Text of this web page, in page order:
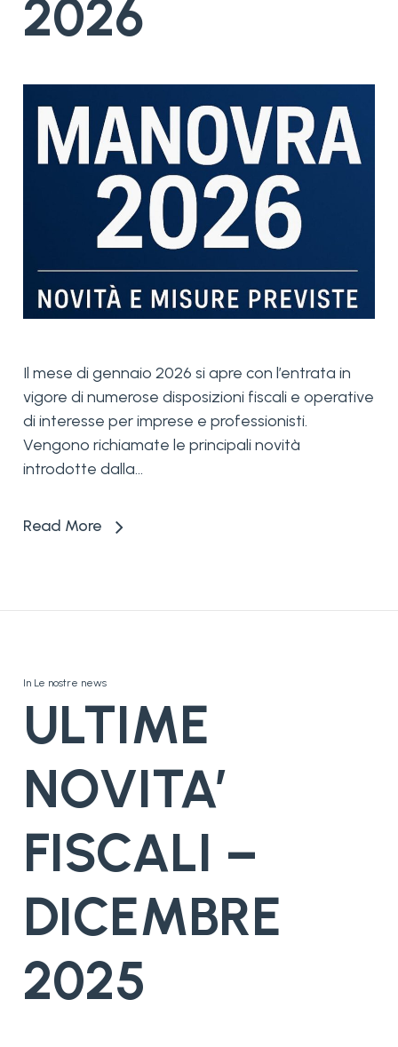
2026
Il mese di gennaio 2026 si apre con l’entrata in
vigore di numerose disposizioni fiscali e operative
di interesse per imprese e professionisti.
Vengono richiamate le principali novità
introdotte dalla...
Read More
In Le nostre news
ULTIME
NOVITA’
FISCALI –
DICEMBRE
2025